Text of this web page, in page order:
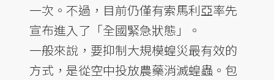
一次。不過，目前仍僅有索馬利亞率先
宣布進入了「全國緊急狀態」。
一般來說，要抑制大規模蝗災最有效的
方式，是從空中投放農藥消滅蝗蟲。包